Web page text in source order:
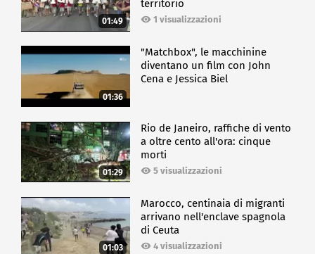
01:49
territorio
1 visualizzazioni
01:36
"Matchbox", le macchinine
diventano un film con John
Cena e Jessica Biel
01:29
Rio de Janeiro, raffiche di vento
a oltre cento all'ora: cinque
morti
5 visualizzazioni
01:03
Marocco, centinaia di migranti
arrivano nell'enclave spagnola
di Ceuta
4 visualizzazioni